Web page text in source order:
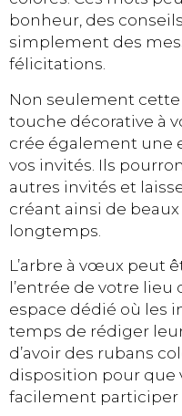
bonheur, des
simplement des
félicitations.
Non seulement
touche décorative à
crée également une
vos invités. Ils
autres invités et
créant ainsi de
longtemps.
L’arbre à vœux peut
l’entrée de votre
espace dédié où les
temps de rédiger
d’avoir des rubans
disposition pour que
facilement participer